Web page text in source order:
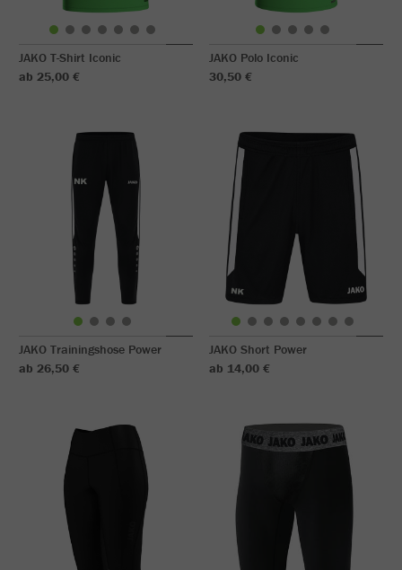
JAKO T-Shirt Iconic
ab 25,00 €
JAKO Polo Iconic
30,50 €
JAKO Trainingshose Power
ab 26,50 €
JAKO Short Power
ab 14,00 €